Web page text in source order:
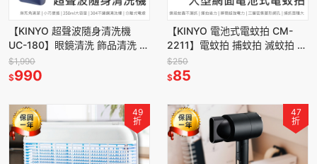
【KINYO 超聲波隨身清洗機
UC-180】眼鏡清洗 飾品清洗 超
聲波清洗機 超聲波洗淨 高頻振
動 不鏽鋼清洗槽
$1,990
$990
【KINYO 電池式電蚊拍 CM-
2211】電蚊拍 捕蚊拍 滅蚊拍 三
層密集網面 滅蚊 驅蚊 手持式電
蚊拍 捕蚊器
$250
$85
49
折
47
折